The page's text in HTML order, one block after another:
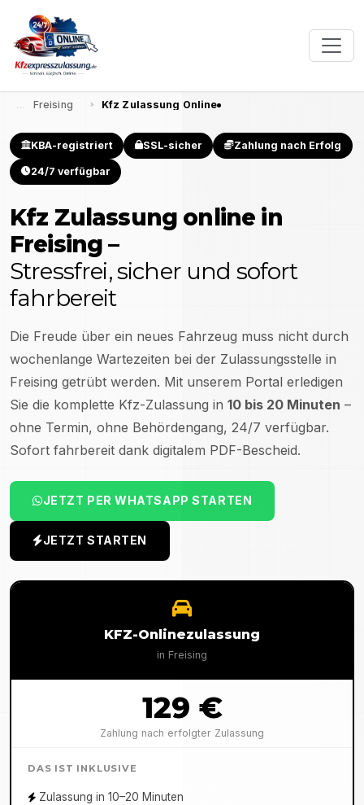
Freising Kfz Zulassung Online
KBA-registriert SSL-sicher Zahlung nach Erfolg
24/7 verfügbar
Kfz Zulassung online in
Freising –
Stressfrei, sicher und sofort
fahrbereit
Die Freude über ein neues Fahrzeug muss nicht durch
wochenlange Wartezeiten bei der Zulassungsstelle in
Freising getrübt werden. Mit unserem Portal erledigen
Sie die komplette Kfz-Zulassung in 10 bis 20 Minuten –
ohne Termin, ohne Behördengang, 24/7 verfügbar.
Sofort fahrbereit dank digitalem PDF-Bescheid.
JETZT PER WHATSAPP STARTEN
JETZT STARTEN
KFZ-Onlinezulassung
in Freising
129 €
Zahlung nach erfolgter Zulassung
DAS IST INKLUSIVE
Zulassung in 10–20 Minuten